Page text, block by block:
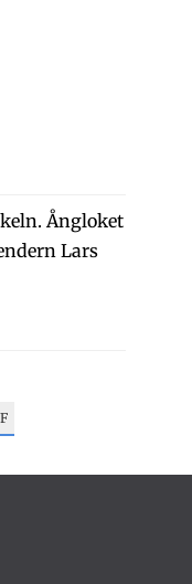
Ångloket
Lars